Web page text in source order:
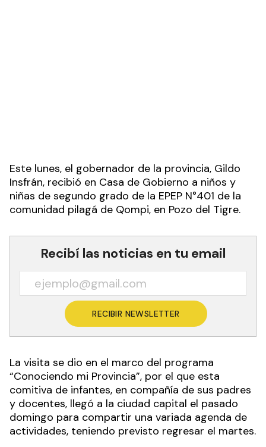
Este lunes, el gobernador de la provincia, Gildo
Insfrán, recibió en Casa de Gobierno a niños y
niñas de segundo grado de la EPEP N°401 de la
comunidad pilagá de Qompi, en Pozo del Tigre.
Recibí las noticias en tu email
RECIBIR NEWSLETTER
La visita se dio en el marco del programa
“Conociendo mi Provincia”, por el que esta
comitiva de infantes, en compañía de sus padres
y docentes, llegó a la ciudad capital el pasado
domingo para compartir una variada agenda de
actividades, teniendo previsto regresar el martes.